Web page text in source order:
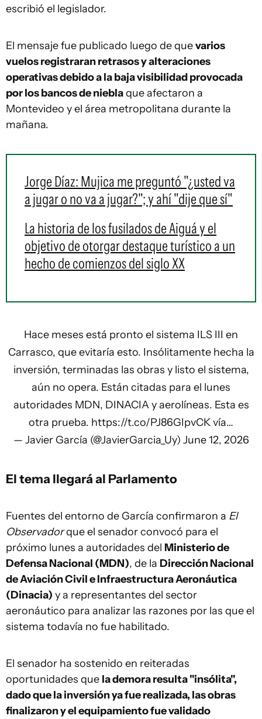
escribió el legislador.
El mensaje fue publicado luego de quevarios
vuelos registraran retrasos y alteraciones
operativas debido a la baja visibilidad provocada
por los bancos de nieblaque afectaron a
Montevideo y el área metropolitana durante la
mañana.
Jorge Díaz: Mujica me preguntó "¿usted va
a jugar o no va a jugar?"; y ahí "dije que sí"
La historia de los fusilados de Aiguá y el
objetivo de otorgar destaque turístico a un
hecho de comienzos del siglo XX
Hace meses está pronto el sistema ILS III en
Carrasco, que evitaría esto. Insólitamente hecha la
inversión, terminadas las obras y listo el sistema,
aún no opera. Están citadas para el lunes
autoridades MDN, DINACIA y aerolíneas. Esta es
otra prueba. https://t.co/PJ86GIpvCKvía…
— Javier García (@JavierGarcia_Uy) June 12, 2026
El tema llegará al Parlamento
Fuentes del entorno de García confirmaron a El
Observadorque el senador convocó para el
próximo lunes a autoridades del Ministerio de
Defensa Nacional (MDN), de la Dirección Nacional
de Aviación Civil e Infraestructura Aeronáutica
(Dinacia) y a representantes del sector
aeronáutico para analizar las razones por las que el
sistema todavía no fue habilitado.
El senador ha sostenido en reiteradas
oportunidades que la demora resulta "insólita",
dado que la inversión ya fue realizada, las obras
finalizaron y el equipamiento fue validado